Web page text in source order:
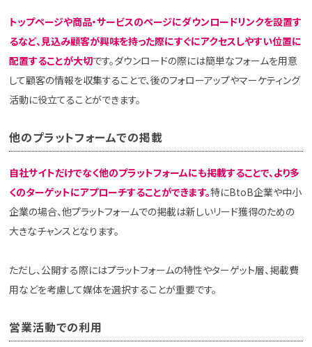
トップページや商品・サービスのページにダウンロードリンクを設置す
るなど、見込み顧客が興味を持った際にすぐにアクセスしやすい位置に
配置することが大切です。ダウンロードの際には簡単なフォームを用意
して顧客の情報を収集することで、後のフォローアップやマーケティング
活動に役立てることができます。
他のプラットフォームでの掲載
自社サイトだけでなく他のプラットフォームにも掲載することで、より多
くのターゲットにアプローチすることができます。特にBtoB企業や中小
企業の場合、他プラットフォームでの掲載は新しいリード獲得のための
大きなチャンスとなります。
ただし、公開する際にはプラットフォームの特性やターゲット層、掲載費
用などを考慮して媒体を選択することが重要です。
営業活動での利用